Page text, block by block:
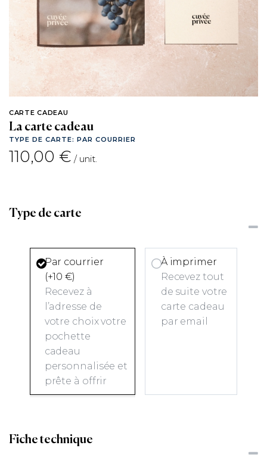
CARTE CADEAU
La carte cadeau
TYPE DE CARTE: PAR COURRIER
110,00 € / unit.
Type de carte
Par courrier
(+10 €)
Recevez à
l’adresse de
votre choix votre
pochette
cadeau
personnalisée et
prête à offrir
À imprimer
Recevez tout
de suite votre
carte cadeau
par email
Fiche technique